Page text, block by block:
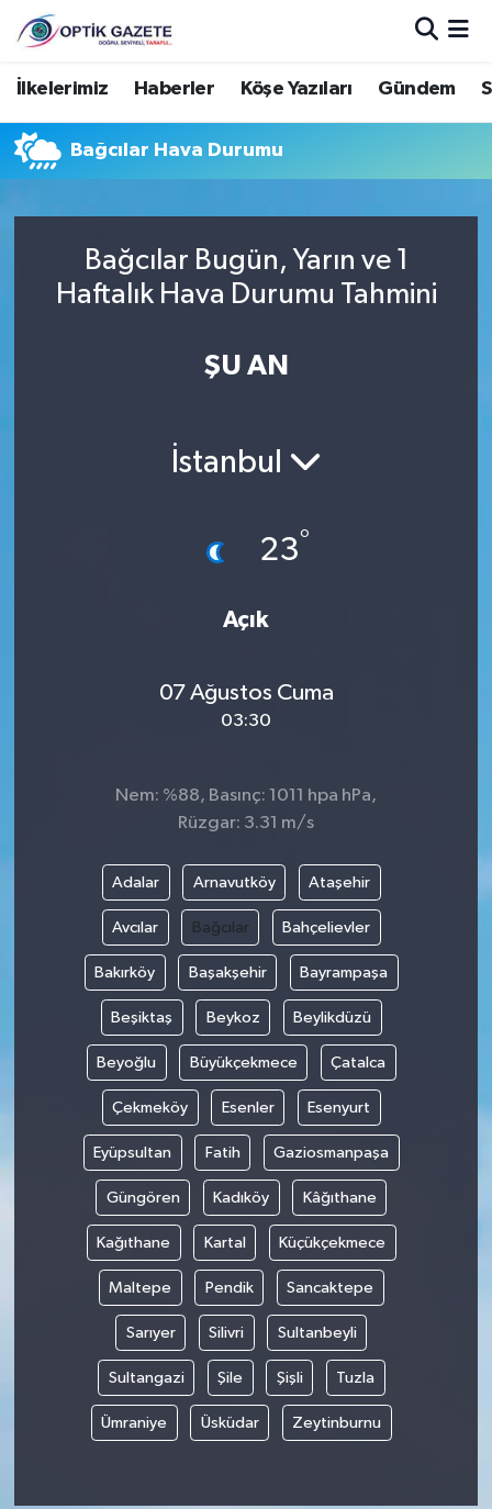
İlkelerimiz Haberler Köşe Yazıları Gündem
Bağcılar Hava Durumu
Bağcılar Bugün, Yarın ve 1
Haftalık Hava Durumu Tahmini
ŞU AN
İstanbul
23°
Açık
07 Ağustos Cuma
03:30
Nem: %88, Basınç: 1011 hpa hPa,
Rüzgar: 3.31 m/s
Adalar Arnavutköy Ataşehir
Avcılar Bağcılar Bahçelievler
Bakırköy Başakşehir Bayrampaşa
Beşiktaş Beykoz Beylikdüzü
Beyoğlu Büyükçekmece Çatalca
Çekmeköy Esenler Esenyurt
Eyüpsultan Fatih Gaziosmanpaşa
Güngören Kadıköy Kâğıthane
Kağıthane Kartal Küçükçekmece
Maltepe Pendik Sancaktepe
Sarıyer Silivri Sultanbeyli
Sultangazi Şile Şişli Tuzla
Ümraniye Üsküdar Zeytinburnu
Nöbetçi Eczaneler
Hava Durumu
Trafik Durumu
Süper Lig Puan Durumu ve Fikstür